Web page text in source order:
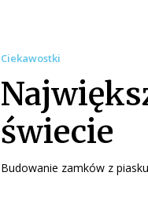
Ciekawostki
świecie
Budowanie zamków z